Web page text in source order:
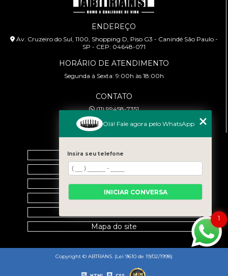
ENDEREÇO
Av. Cruzeiro do Sul, 1100, Shopping D, Piso G3 - Canindé São Paulo -
SP - CEP: 04648-071
HORÁRIO DE ATENDIMENTO
Segunda à Sexta: 9:00h às 18:00h
CONTATO
(11) 99458-7351
cursoabtrans@gmail.com
Home
Empresa
Galeria
Contato
Mapa do site
Copyright © ABTRANS. (Lei 9610 de 19/02/1998)
1
Olá! Fale agora pelo WhatsApp
Insira seu telefone
INICIAR CONVERSA